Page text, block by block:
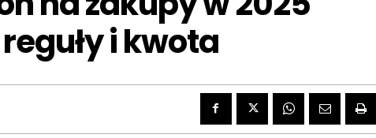
i kwota